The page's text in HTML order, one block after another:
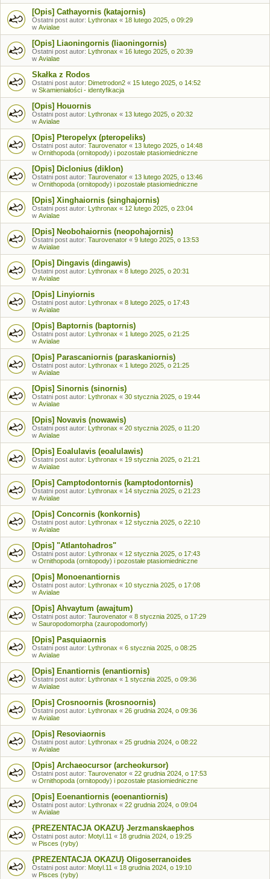
[Opis] Cathayornis (katajornis)
Ostatni post autor: Lythronax « 18 lutego 2025, o 09:29
w Avialae
[Opis] Liaoningornis (liaoningornis)
Ostatni post autor: Lythronax « 16 lutego 2025, o 20:39
w Avialae
Skałka z Rodos
Ostatni post autor: Dimetrodon2 « 15 lutego 2025, o 14:52
w Skamieniałości - identyfikacja
[Opis] Houornis
Ostatni post autor: Lythronax « 13 lutego 2025, o 20:32
w Avialae
[Opis] Pteropelyx (pteropeliks)
Ostatni post autor: Taurovenator « 13 lutego 2025, o 14:48
w Ornithopoda (ornitopody) i pozostałe ptasiomiedniczne
[Opis] Diclonius (diklon)
Ostatni post autor: Taurovenator « 13 lutego 2025, o 13:46
w Ornithopoda (ornitopody) i pozostałe ptasiomiedniczne
[Opis] Xinghaiornis (singhajornis)
Ostatni post autor: Lythronax « 12 lutego 2025, o 23:04
w Avialae
[Opis] Neobohaiornis (neopohajornis)
Ostatni post autor: Taurovenator « 9 lutego 2025, o 13:53
w Avialae
[Opis] Dingavis (dingawis)
Ostatni post autor: Lythronax « 8 lutego 2025, o 20:31
w Avialae
[Opis] Linyiornis
Ostatni post autor: Lythronax « 8 lutego 2025, o 17:43
w Avialae
[Opis] Baptornis (baptornis)
Ostatni post autor: Lythronax « 1 lutego 2025, o 21:25
w Avialae
[Opis] Parascaniornis (paraskaniornis)
Ostatni post autor: Lythronax « 1 lutego 2025, o 21:25
w Avialae
[Opis] Sinornis (sinornis)
Ostatni post autor: Lythronax « 30 stycznia 2025, o 19:44
w Avialae
[Opis] Novavis (nowawis)
Ostatni post autor: Lythronax « 20 stycznia 2025, o 11:20
w Avialae
[Opis] Eoalulavis (eoalulawis)
Ostatni post autor: Lythronax « 19 stycznia 2025, o 21:21
w Avialae
[Opis] Camptodontornis (kamptodontornis)
Ostatni post autor: Lythronax « 14 stycznia 2025, o 21:23
w Avialae
[Opis] Concornis (konkornis)
Ostatni post autor: Lythronax « 12 stycznia 2025, o 22:10
w Avialae
[Opis] "Atlantohadros"
Ostatni post autor: Lythronax « 12 stycznia 2025, o 17:43
w Ornithopoda (ornitopody) i pozostałe ptasiomiedniczne
[Opis] Monoenantiornis
Ostatni post autor: Lythronax « 10 stycznia 2025, o 17:08
w Avialae
[Opis] Ahvaytum (awajtum)
Ostatni post autor: Taurovenator « 8 stycznia 2025, o 17:29
w Sauropodomorpha (zauropodomorfy)
[Opis] Pasquiaornis
Ostatni post autor: Lythronax « 6 stycznia 2025, o 08:25
w Avialae
[Opis] Enantiornis (enantiornis)
Ostatni post autor: Lythronax « 1 stycznia 2025, o 09:36
w Avialae
[Opis] Crosnoornis (krosnoornis)
Ostatni post autor: Lythronax « 26 grudnia 2024, o 09:36
w Avialae
[Opis] Resoviaornis
Ostatni post autor: Lythronax « 25 grudnia 2024, o 08:22
w Avialae
[Opis] Archaeocursor (archeokursor)
Ostatni post autor: Taurovenator « 22 grudnia 2024, o 17:53
w Ornithopoda (ornitopody) i pozostałe ptasiomiedniczne
[Opis] Eoenantiornis (eoenantiornis)
Ostatni post autor: Lythronax « 22 grudnia 2024, o 09:04
w Avialae
{PREZENTACJA OKAZU} Jerzmanskaephos
Ostatni post autor: Motyl.11 « 18 grudnia 2024, o 19:25
w Pisces (ryby)
{PREZENTACJA OKAZU} Oligoserranoides
Ostatni post autor: Motyl.11 « 18 grudnia 2024, o 19:10
w Pisces (ryby)